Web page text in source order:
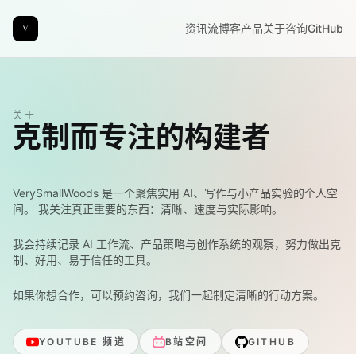
资讯流博客产品关于咨询GitHub
关于
克制而专注的构建者
VerySmallWoods 是一个聚焦实用 AI、写作与小产品实验的个人空
间。 我关注真正重要的东西：清晰、速度与实际影响。
我会持续记录 AI 工作流、产品策略与创作系统的观察，努力做出克
制、好用、易于信任的工具。
如果你想合作，可以预约咨询，我们一起制定清晰的行动方案。
YOUTUBE 频道 B站空间 GITHUB